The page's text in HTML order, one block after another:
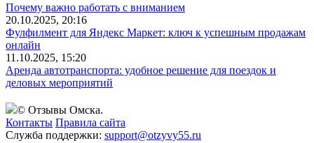
Почему важно работать с вниманием
20.10.2025, 20:16
Фулфилмент для Яндекс Маркет: ключ к успешным продажам
онлайн
11.10.2025, 15:20
Аренда автотранспорта: удобное решение для поездок и
деловых мероприятий
© Отзывы Омска.
Контакты Правила сайта
Служба поддержки: support@otzyvy55.ru